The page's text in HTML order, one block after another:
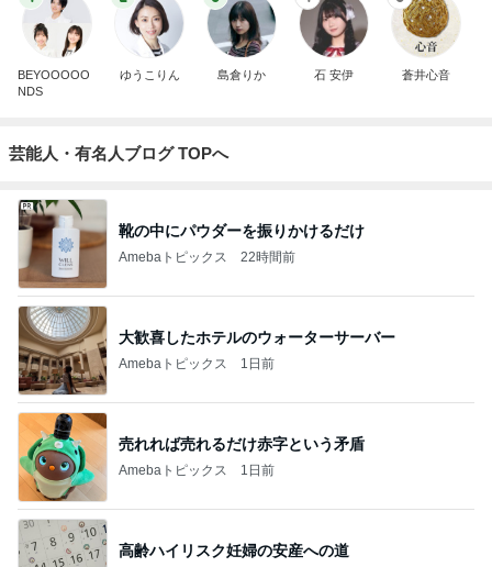
BEYOOOOO
NDS
ゆうこりん 島倉りか 石 安伊 蒼井心音
芸能人・有名人ブログ TOPへ
靴の中にパウダーを振りかけるだけ
Amebaトピックス 22時間前
大歓喜したホテルのウォーターサーバー
Amebaトピックス 1日前
売れれば売れるだけ赤字という矛盾
Amebaトピックス 1日前
高齢ハイリスク妊婦の安産への道